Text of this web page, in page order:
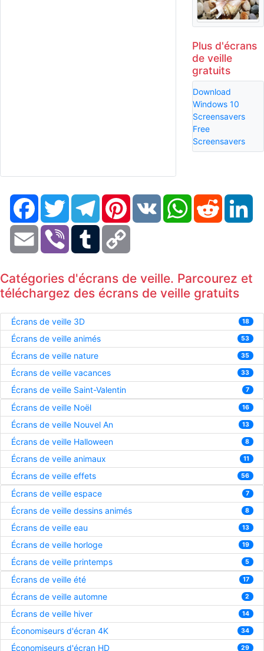
Plus d'écrans
de veille
gratuits
Download
Windows 10
Screensavers
Free
Screensavers
FacebookTwitter TelegramPinterestVK WhatsAppReddit
Email Viber Tumblr
Catégories d'écrans de veille. Parcourez et
téléchargez des écrans de veille gratuits
Écrans de veille 3D 18
Écrans de veille animés 53
Écrans de veille nature 35
Écrans de veille vacances 33
Écrans de veille Saint-Valentin 7
Écrans de veille Noël 16
Écrans de veille Nouvel An 13
Écrans de veille Halloween 8
Écrans de veille animaux 11
Écrans de veille effets 56
Écrans de veille espace 7
Écrans de veille dessins animés 8
Écrans de veille eau 13
Écrans de veille horloge 19
Écrans de veille printemps 5
Écrans de veille été 17
Écrans de veille automne 2
Écrans de veille hiver 14
Économiseurs d'écran 4K 34
Économiseurs d'écran HD 29